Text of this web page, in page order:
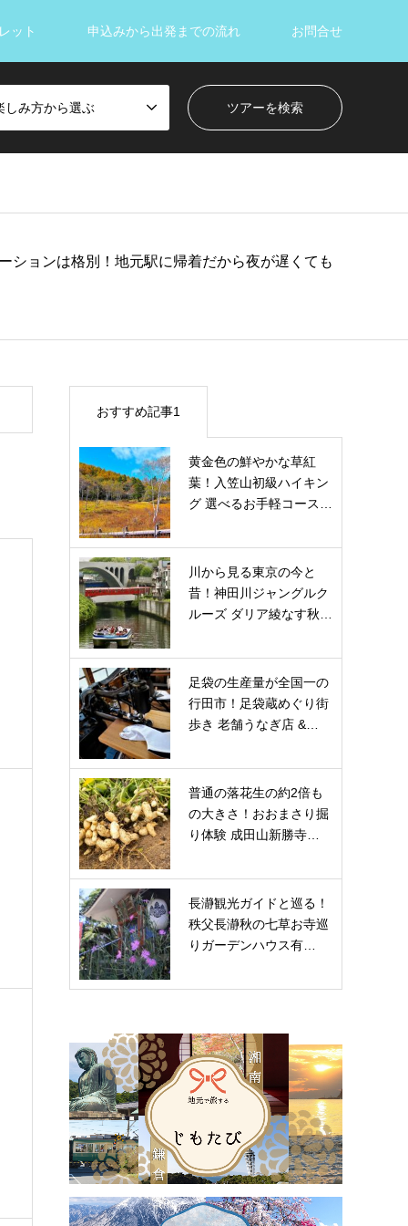
ット 申込みから出発までの流れ お問合せ
しみ方から選ぶ
ションは格別！地元駅に帰着だから夜が遅くても
おすすめ記事1
黄金色の鮮やかな草紅
葉！入笠山初級ハイキン
グ 選べるお手軽コース…
川から見る東京の今と
昔！神田川ジャングルク
ルーズ ダリア綾なす秋…
足袋の生産量が全国一の
行田市！足袋蔵めぐり街
歩き 老舗うなぎ店 &…
普通の落花生の約2倍も
の大きさ！おおまさり掘
り体験 成田山新勝寺…
長瀞観光ガイドと巡る！
秩父長瀞秋の七草お寺巡
りガーデンハウス有…